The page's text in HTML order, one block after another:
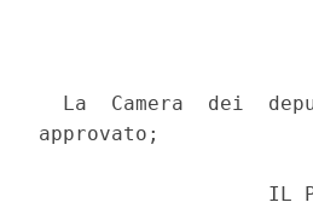
La  Camera  dei
approvato;
IL